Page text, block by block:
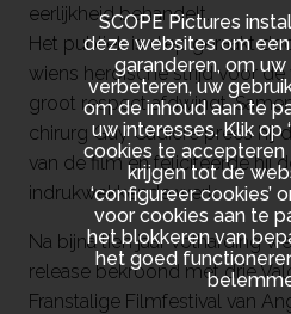
eerlijkheid behandelt.
Het publiek is diep geraakt
wiens heroïsche strijd voor
groot respect afdwingt.
chirurg Guy Cadière prees hij
van de film en feliciteerde hij
indrukwekkende werk.
Na bijna tien jaar volharding
release bekroond met drie
Franstalige Filmfestival van
SCOPE Pictures
deze websites om
garanderen, om
verbeteren, uw
om de inhoud aan te
uw interesses. Klik op
cookies te
krijgen tot de
‘configureer cookies’
voor cookies aan te
het blokkeren van
het goed